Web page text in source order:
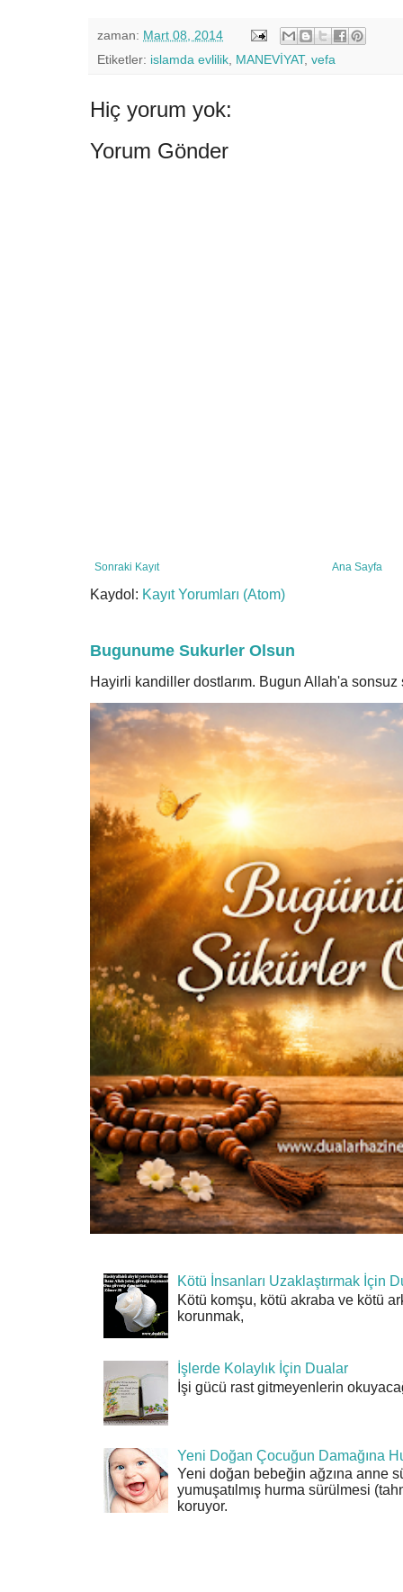
zaman: Mart 08, 2014
Etiketler: islamda evlilik MANEVİYAT, vefa
Hiç yorum yok:
Yorum Gönder
Sonraki Kayıt Ana Sayfa
Kaydol: Kayıt Yorumları (Atom)
Bugunume Sukurler Olsun
Hayirli kandiller dostlarım. Bugun Allah'a
Kötü İnsanları Uzaklaştırmak İçin
Kötü komşu, kötü akraba ve kötü
korunmak,
İşlerde Kolaylık İçin Dualar
İşi gücü rast gitmeyenlerin
Yeni Doğan Çocuğun Damağına
Yeni doğan bebeğin ağzına anne
yumuşatılmış hurma sürülmesi
koruyor.